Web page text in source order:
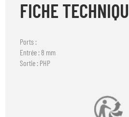
FICHE
Ports :
Entrée : 8 mm
Sortie : PHP